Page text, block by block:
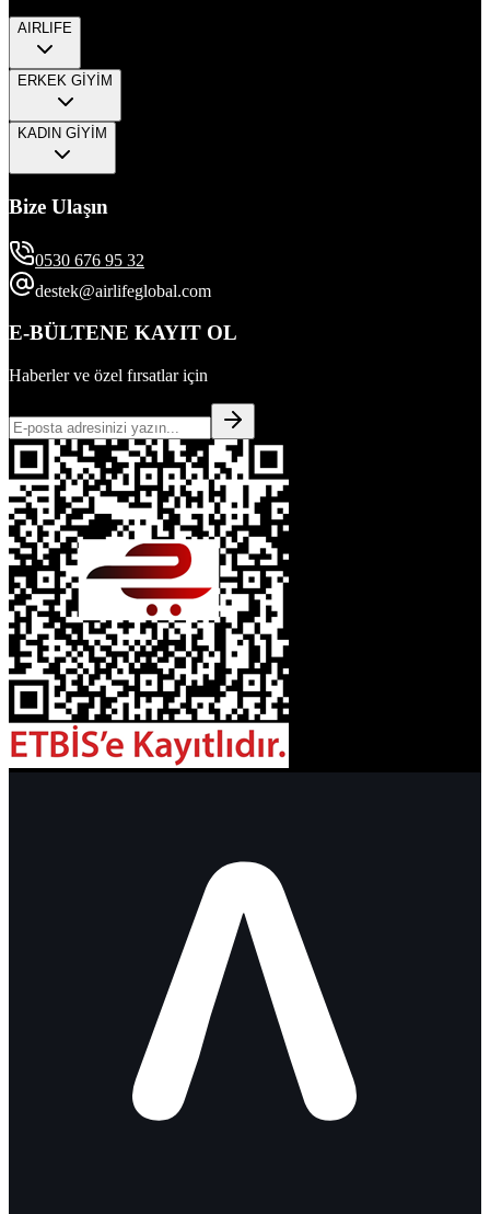
AIRLIFE
ERKEK GİYİM
KADIN GİYİM
Bize Ulaşın
0530 676 95 32
destek@airlifeglobal.com
E-BÜLTENE KAYIT OL
Haberler ve özel fırsatlar için